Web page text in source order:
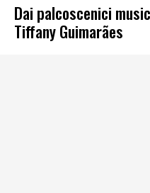
Dai palcoscenici
Tiffany Guimarães